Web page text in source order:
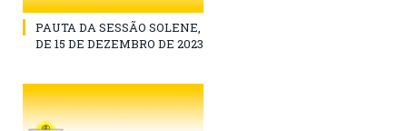
PAUTA DA SESSÃO SOLENE,
DE 15 DE DEZEMBRO DE 2023